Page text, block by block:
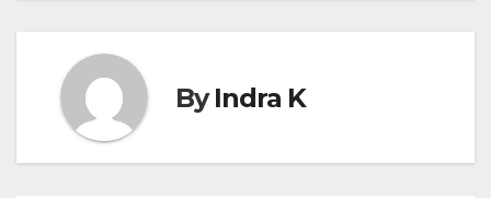
ByIndra K